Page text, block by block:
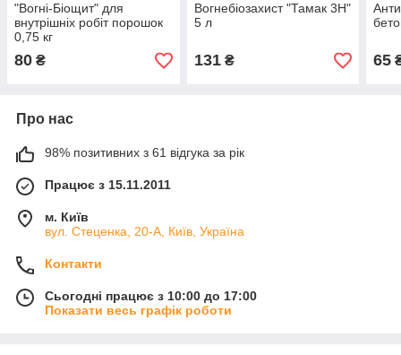
"Вогні-Біощит" для
внутрішніх робіт порошок
0,75 кг
80 ₴
Вогнебіозахист "Тамак 3Н"
5 л
131₴ 65
Про нас
98% позитивних з 61 відгука за рік
Працює з 15.11.2011
м. Київ
вул. Стеценка, 20-А, Київ, Україна
Контакти
Сьогодні працює з 10:00 до 17:00
Показати весь графік роботи